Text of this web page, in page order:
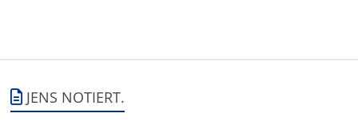
JENS NOTIERT.